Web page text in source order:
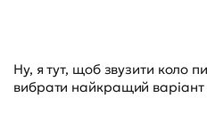
Ну, я тут, щоб звузити коло
вибрати найкращий